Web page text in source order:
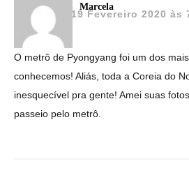
Marcela
19 Fevereiro 2020 às
O metrô de Pyongyang foi um dos
conhecemos! Aliás, toda a Coreia do
inesquecível pra gente! Amei suas
passeio pelo metrô.